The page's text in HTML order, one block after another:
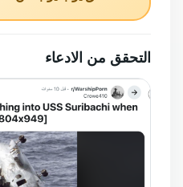
التحقق من الادعاء